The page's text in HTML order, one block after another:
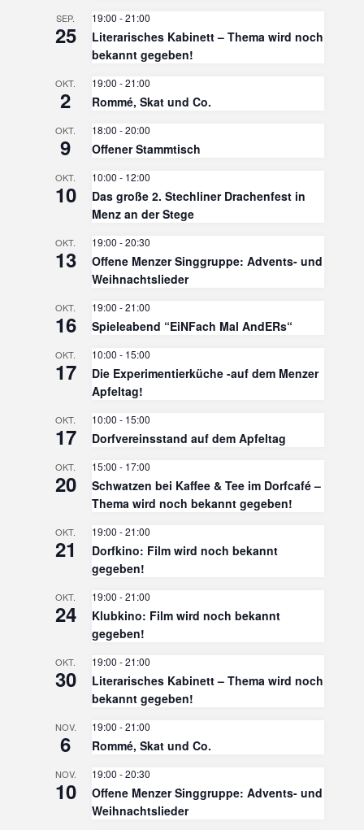
SEP.
25
19:00 -21:00
Literarisches Kabinett – Thema wird noch
bekannt gegeben!
OKT.
2
19:00 -21:00
Rommé, Skat und Co.
OKT.
9
18:00 -20:00
Offener Stammtisch
OKT.
10
10:00 - 12:00
Das große 2. Stechliner Drachenfest in
Menz an der Stege
OKT.
13
19:00 -20:30
Offene Menzer Singgruppe: Advents- und
Weihnachtslieder
OKT.
16
19:00 -21:00
Spieleabend “EiNFach Mal AndERs“
OKT.
17
10:00 - 15:00
Die Experimentierküche -auf dem Menzer
Apfeltag!
OKT.
17
10:00 - 15:00
Dorfvereinsstand auf dem Apfeltag
OKT.
20
15:00 - 17:00
Schwatzen bei Kaffee & Tee im Dorfcafé –
Thema wird noch bekannt gegeben!
OKT.
21
19:00 -21:00
Dorfkino: Film wird noch bekannt
gegeben!
OKT.
24
19:00 -21:00
Klubkino: Film wird noch bekannt
gegeben!
OKT.
30
19:00 -21:00
Literarisches Kabinett – Thema wird noch
bekannt gegeben!
NOV.
6
19:00 -21:00
Rommé, Skat und Co.
NOV.
10
19:00 -20:30
Offene Menzer Singgruppe: Advents- und
Weihnachtslieder